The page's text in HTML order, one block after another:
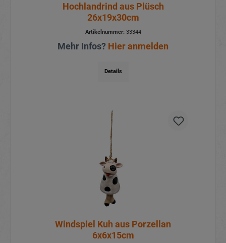
Hochlandrind aus Plüsch
26x19x30cm
Artikelnummer:33344
Mehr Infos? Hier anmelden
Details
Windspiel Kuh aus Porzellan
6x6x15cm